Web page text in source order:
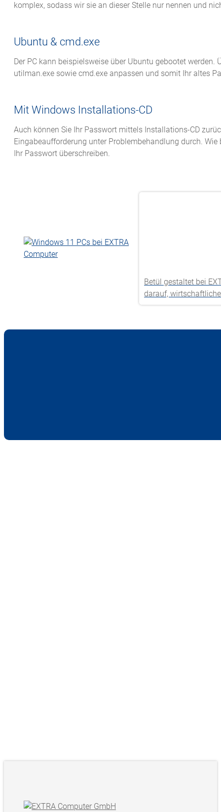
komplex, sodass wir sie an dieser Stelle nur nennen und
Ubuntu & cmd.exe
Der PC kann beispielsweise über Ubuntu gebootet werden.
utilman.exe sowie cmd.exe anpassen und somit Ihr altes
Mit Windows Installations-CD
Auch können Sie Ihr Passwort mittels Installations-CD
Eingabeaufforderung unter Problembehandlung durch.
Ihr Passwort überschreiben.
Betül gestaltet bei
darauf,